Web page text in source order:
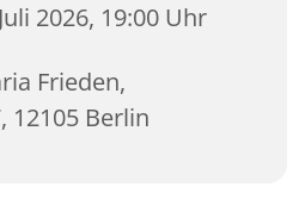
2026, 19:00 Uhr
Frieden,
12105 Berlin